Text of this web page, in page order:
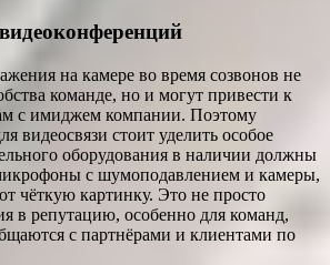
на камере во время созвонов не
команде, но и могут привести к
с имиджем компании. Поэтому
видеосвязи стоит уделить особое
оборудования в наличии должны
с шумоподавлением и камеры,
чёткую картинку. Это не просто
в репутацию, особенно для команд,
с партнёрами и клиентами по